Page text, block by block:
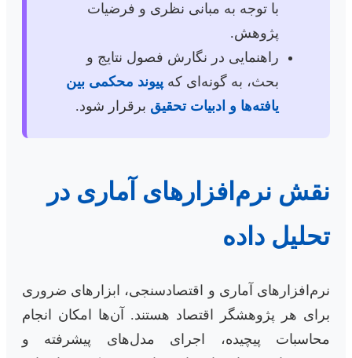
با توجه به مبانی نظری و فرضیات
پژوهش.
راهنمایی در نگارش فصول نتایج و
بحث، به گونه‌ای که پیوند محکمی بین
یافته‌ها و ادبیات تحقیق برقرار شود.
نقش نرم‌افزارهای آماری در
تحلیل داده
نرم‌افزارهای آماری و اقتصادسنجی، ابزارهای ضروری
برای هر پژوهشگر اقتصاد هستند. آن‌ها امکان انجام
محاسبات پیچیده، اجرای مدل‌های پیشرفته و